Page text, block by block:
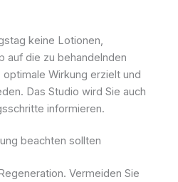
keine Lotionen,
auf die zu behandelnden
Wirkung erzielt und
Das Studio wird Sie auch
informieren.
beachten sollten
Vermeiden Sie